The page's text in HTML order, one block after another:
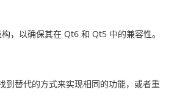
，以确保其在 Qt6 和 Qt5 中的兼容性。
到替代的方式来实现相同的功能，或者重